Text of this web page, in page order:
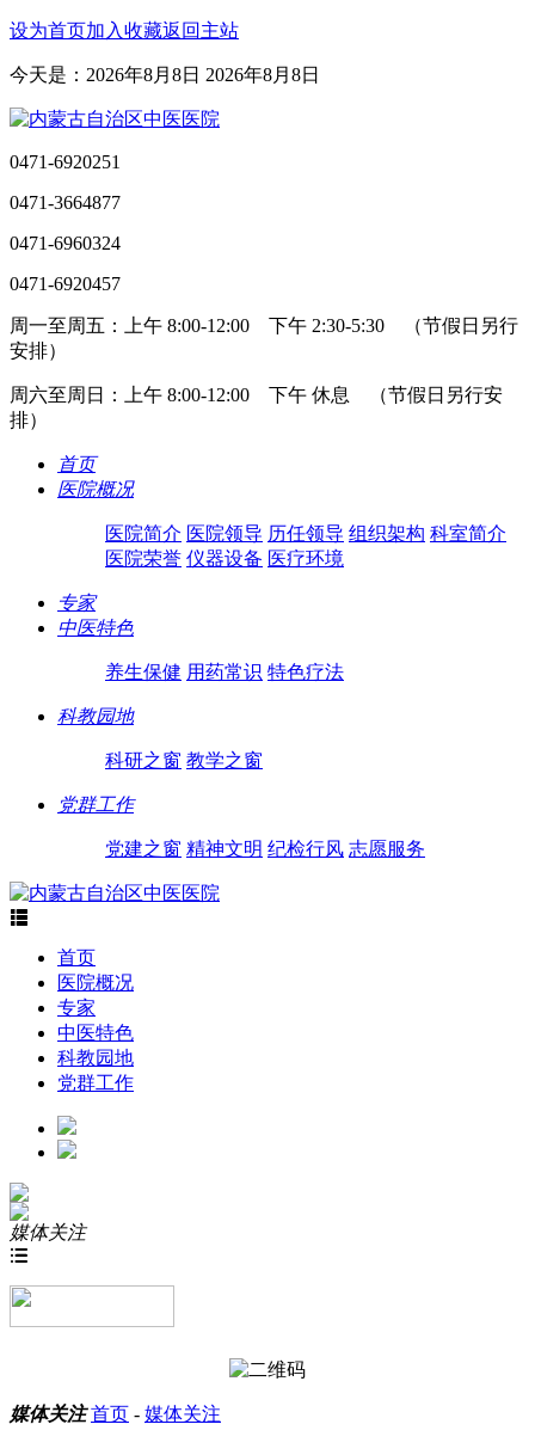
设为首页加入收藏返回主站
今天是：2026年8月8日 2026年8月8日
0471-6920251
0471-3664877
0471-6960324
0471-6920457
周一至周五：上午 8:00-12:00 下午 2:30-5:30 （节假日另行
安排）
周六至周日：上午 8:00-12:00 下午 休息 （节假日另行安
排）
首页
医院概况
医院简介 医院领导 历任领导 组织架构 科室简介
医院荣誉 仪器设备 医疗环境
专家
中医特色
养生保健 用药常识 特色疗法
科教园地
科研之窗 教学之窗
党群工作
党建之窗 精神文明 纪检行风 志愿服务

首页
医院概况
专家
中医特色
科教园地
党群工作
媒体关注

媒体关注 首页 - 媒体关注